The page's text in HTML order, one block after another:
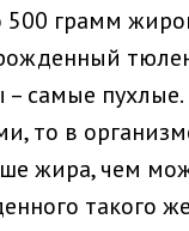
грамм
самые пухлые.
то в
жира, чем
такого